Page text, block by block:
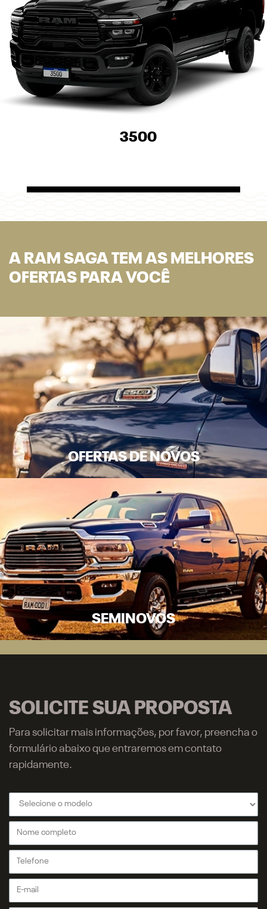
3500
A RAM SAGA TEM AS MELHORES
OFERTAS PARA VOCÊ
OFERTAS DE NOVOS
SEMINOVOS
SOLICITE SUA PROPOSTA
Para solicitar mais informações, por favor, preencha o
formulário abaixo que entraremos em contato
rapidamente.